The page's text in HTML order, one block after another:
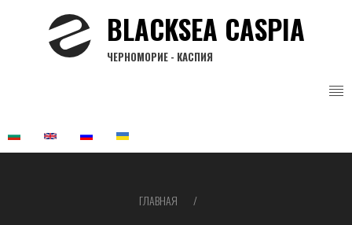
BLACKSEA CASPIA
ЧЕРНОМОРИЕ - КАСПИЯ
ГЛАВНАЯ